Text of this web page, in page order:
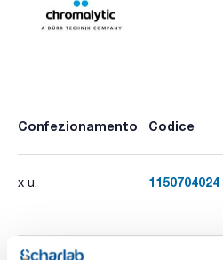
Confezionamento Codice
x u. 1150704024